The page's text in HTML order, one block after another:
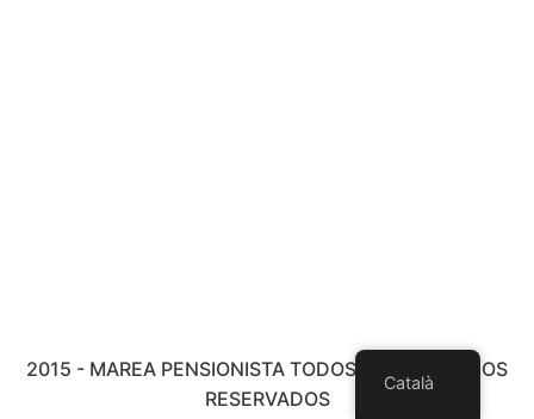
2015 - MAREA PENSIONISTA TODOS LOS DERECHOS
RESERVADOS
Català